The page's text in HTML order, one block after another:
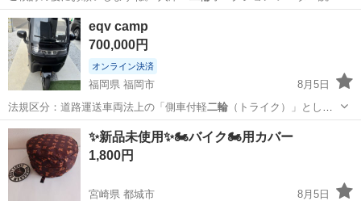
走行距離:…
福岡 大野城市
eqv camp
700,000円
オンライン決済
福岡県 福岡市
8月5日
法規区分：道路運送車両法上の「側車付軽二輪（トライク）」として
登録。運転条件：普…
福岡 福岡市 その他
✨新品未使用✨🏍️バイク🏍️用カバー
1,800円
宮崎県 都城市
8月5日